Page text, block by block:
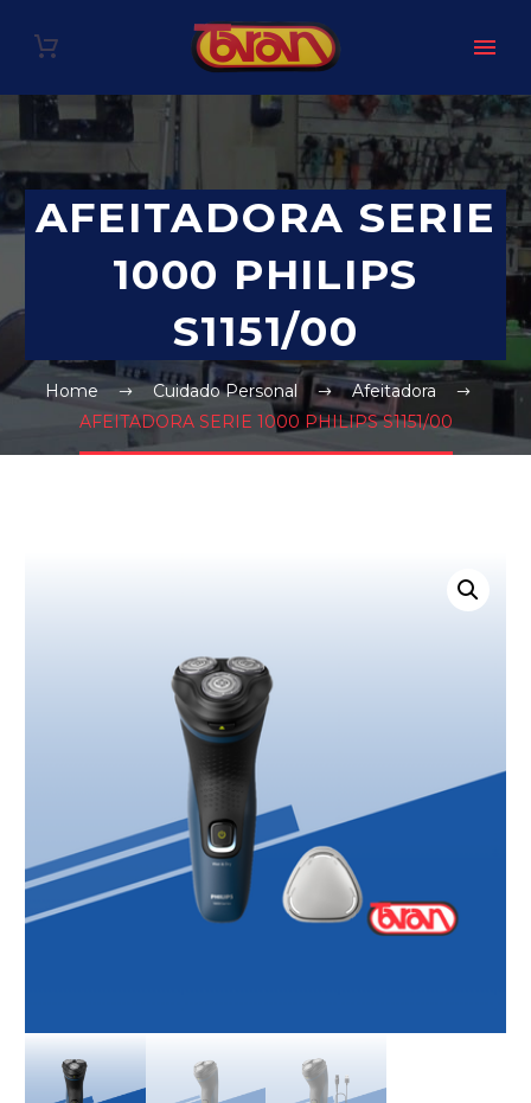
AFEITADORA SERIE
1000 PHILIPS
S1151/00
Home Cuidado Personal
Afeitadora
AFEITADORA SERIE 1000 PHILIPS S1151/00